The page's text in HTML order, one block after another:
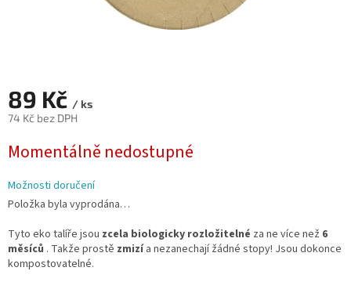
89 Kč / ks
74 Kč bez DPH
cena:
Momentálně nedostupné
Možnosti doručení
Položka byla vyprodána…
Tyto eko talíře jsou zcela biologicky rozložitelné za ne více než 6
měsíců . Takže prostě zmizía nezanechají žádné stopy! Jsou dokonce
kompostovatelné.